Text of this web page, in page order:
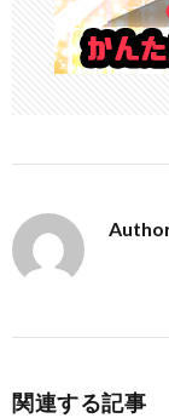
関連する記事